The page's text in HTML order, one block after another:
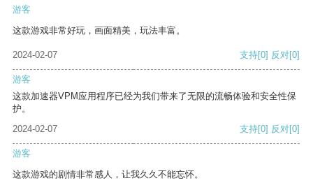
游客
这款游戏非常好玩，画面精美，玩法丰富。
2024-02-07 支持[0] 反对[0]
游客
这款加速器VPM应用程序已经为我们带来了无限的流畅体验和安全性保
护。
2024-02-07
支持[0] 反对[0]
游客
这款游戏的剧情非常感人，让我久久不能忘怀。